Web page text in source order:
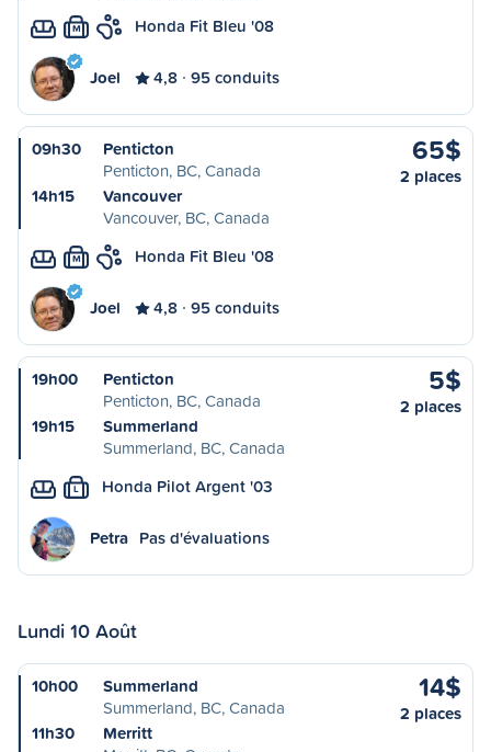
M Honda Fit Bleu '08
Joel 4,8 95 conduits
09h30
Penticton
Penticton, BC, Canada
14h15
Vancouver
Vancouver, BC, Canada
65$
2 places
M Honda Fit Bleu '08
Joel 4,8 95 conduits
19h00
Penticton
Penticton, BC, Canada
19h15
Summerland
Summerland, BC, Canada
5$
2 places
L Honda Pilot Argent '03
Petra Pas d'évaluations
Lundi 10 Août
10h00
Summerland
Summerland, BC, Canada
11h30
Merritt
14$
2 places